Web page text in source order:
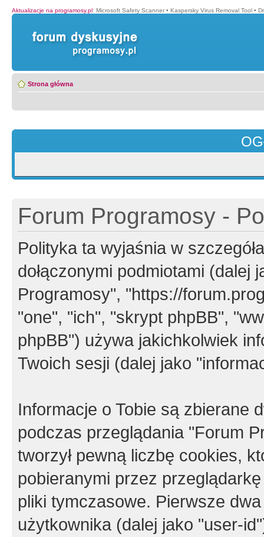
Aktualizacje na programosy.pl: Microsoft Safety Scanner • Kaspersky Virus Removal Tool •
Strona główna
Forum Programosy -
Polityka ta wyjaśnia w
dołączonymi podmiotami (dalej
Programosy", "https://
"one", "ich", "skrypt phpBB",
phpBB") używa jakichkolwiek
Twoich sesji (dalej jako
Informacje o Tobie są zbierane
podczas przeglądania "Forum
tworzył pewną liczbę cookies,
pobieranymi przez
pliki tymczasowe. Pierwsze
użytkownika (dalej jako "user-